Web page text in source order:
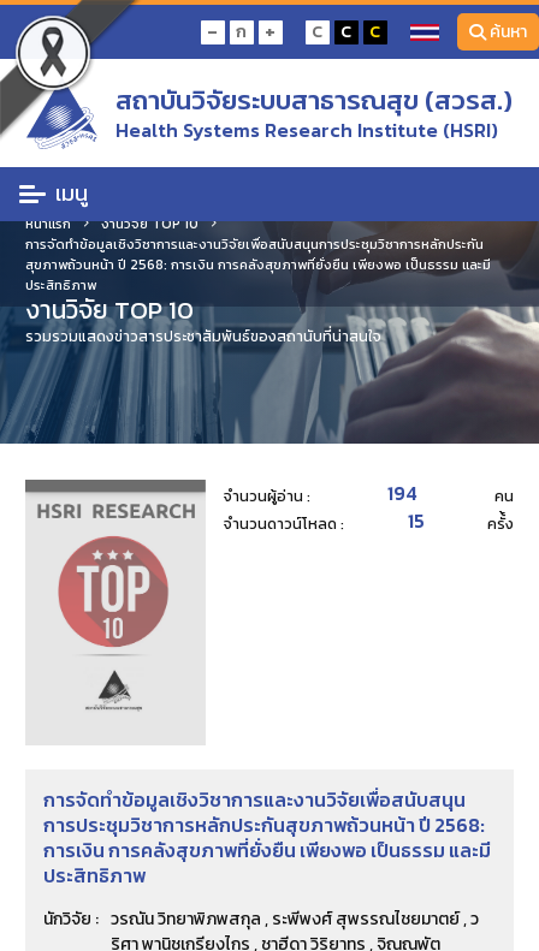
- ก + C C C ค้นหา
สถาบันวิจัยระบบสาธารณสุข (สวรส.)
Health Systems Research Institute (HSRI)
เมนู
หน้าแรก
งานวิจัย TOP 10
การจัดทำข้อมูลเชิงวิชาการและงานวิจัยเพื่อสนับสนุนการประชุมวิชาการหลักประกัน
สุขภาพถ้วนหน้า ปี 2568: การเงิน การคลังสุขภาพที่ยั่งยืน เพียงพอ เป็นธรรม และมี
ประสิทธิภาพ
งานวิจัย TOP 10
รวมรวมแสดงข่าวสารประชาสัมพันธ์ของสถานับที่น่าสนใจ
จำนวนผู้อ่าน : 194
คน
จำนวนดาวน์โหลด :
15 ครั้้ง
การจัดทำข้อมูลเชิงวิชาการและงานวิจัยเพื่อสนับสนุน
การประชุมวิชาการหลักประกันสุขภาพถ้วนหน้า ปี 2568:
การเงิน การคลังสุขภาพที่ยั่งยืน เพียงพอ เป็นธรรม และมี
ประสิทธิภาพ
นักวิจัย : วรณัน วิทยาพิภพสกุล , ระพีพงศ์ สุพรรณไชยมาตย์ , ว
ริศา พานิชเกรียงไกร , ชาฮีดา วิริยาทร , จิณณพัต